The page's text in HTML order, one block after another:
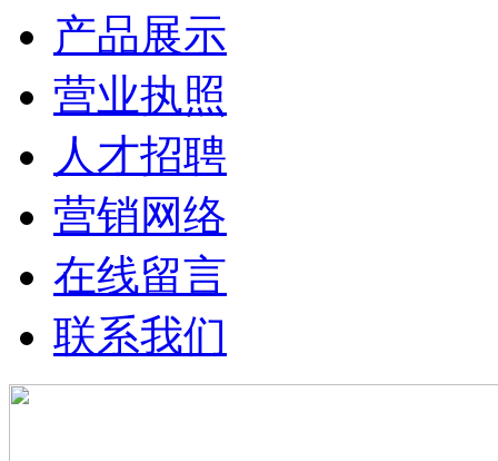
产品展示
营业执照
人才招聘
营销网络
在线留言
联系我们